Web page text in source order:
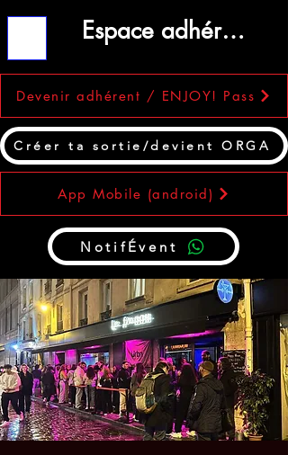
Devenir adhérent / ENJOY! Pass
Créer ta sortie/devient ORGA
Espace adhérent
NotifÉvent
App Mobile (android)